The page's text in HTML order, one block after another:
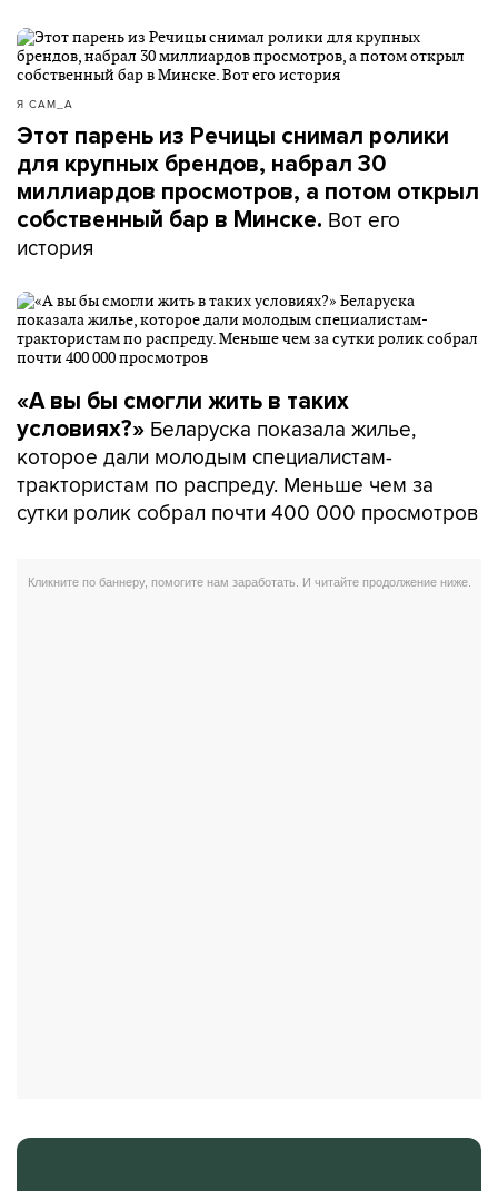
Я САМ_А
Этот парень из Речицы снимал ролики
для крупных брендов, набрал 30
миллиардов просмотров, а потом открыл
собственный бар в Минске. Вот его
история
«А вы бы смогли жить в таких
условиях?» Беларуска показала жилье,
которое дали молодым специалистам-
трактористам по распреду. Меньше чем за
сутки ролик собрал почти 400 000 просмотров